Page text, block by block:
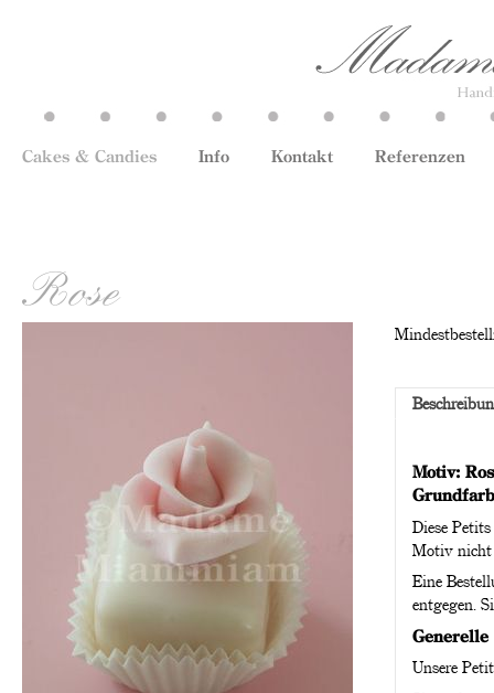
Cakes & Candies Info Kontakt Referenzen
Rose
Motiv:
Diese
Motiv nicht
Eine
entgegen.
Unsere